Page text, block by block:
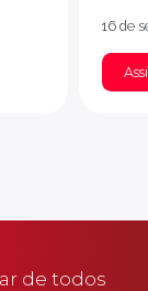
16 de
de todos